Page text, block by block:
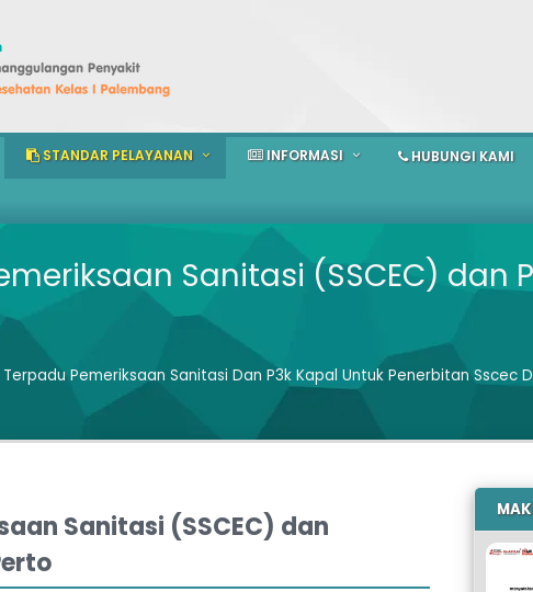
STANDAR PELAYANAN INFORMASI HUBUNGI KAMI
Sanitasi (SSCEC) dan
Pemeriksaan Sanitasi Dan P3k Kapal Untuk Penerbitan Sscec
Sanitasi (SSCEC) dan